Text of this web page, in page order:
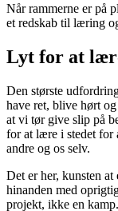
Når rammerne er på
et redskab til læring
Lyt for at
Den største
have ret, blive hørt
at vi tør give slip på
for at lære i stedet for
andre og os selv.
Det er her, kunsten
hinanden med
projekt, ikke en kamp.